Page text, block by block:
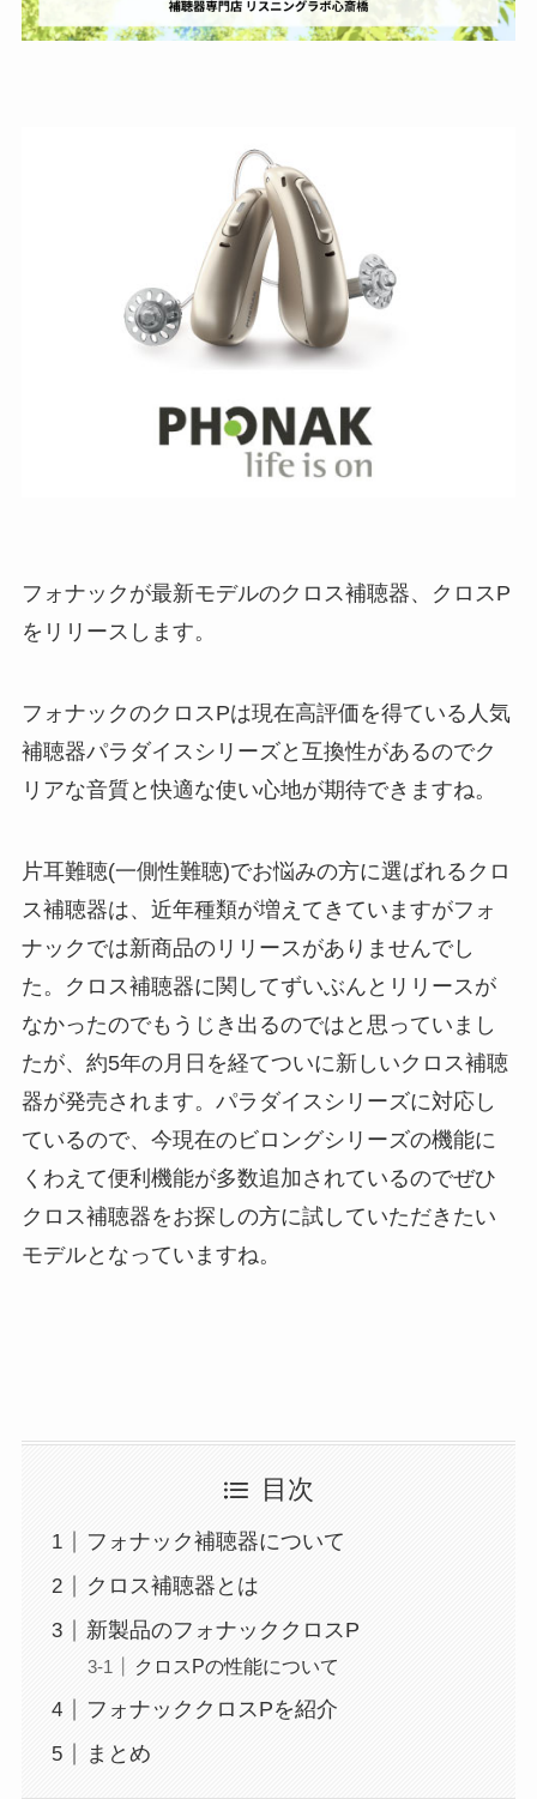
フォナックが最新モデルのクロス補聴器、クロスP
をリリースします。
フォナックのクロスPは現在高評価を得ている人気
補聴器パラダイスシリーズと互換性があるのでク
リアな音質と快適な使い心地が期待できますね。
片耳難聴(一側性難聴)でお悩みの方に選ばれるクロ
ス補聴器は、近年種類が増えてきていますがフォ
ナックでは新商品のリリースがありませんでし
た。クロス補聴器に関してずいぶんとリリースが
なかったのでもうじき出るのではと思っていまし
たが、約5年の月日を経てついに新しいクロス補聴
器が発売されます。パラダイスシリーズに対応し
ているので、今現在のビロングシリーズの機能に
くわえて便利機能が多数追加されているのでぜひ
クロス補聴器をお探しの方に試していただきたい
モデルとなっていますね。
目次
フォナック補聴器について
クロス補聴器とは
新製品のフォナッククロスP
クロスPの性能について
フォナッククロスPを紹介
まとめ